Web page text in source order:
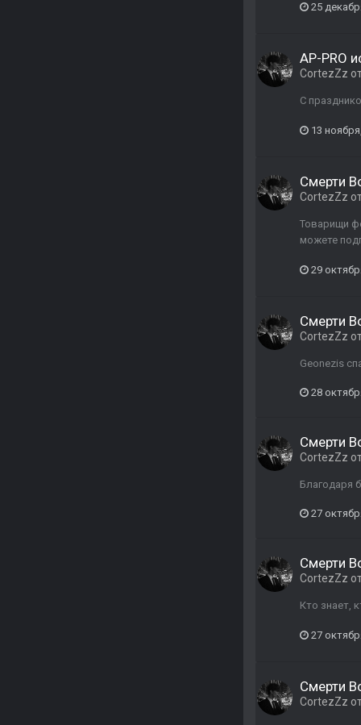
25
AP-PRO
CortezZz
С
13
Смерти
CortezZz
Товарищи
можете
29
Смерти
CortezZz
Geonezis
28
Смерти
CortezZz
Благодаря
27
Смерти
CortezZz
Кто знает,
27
Смерти
CortezZz